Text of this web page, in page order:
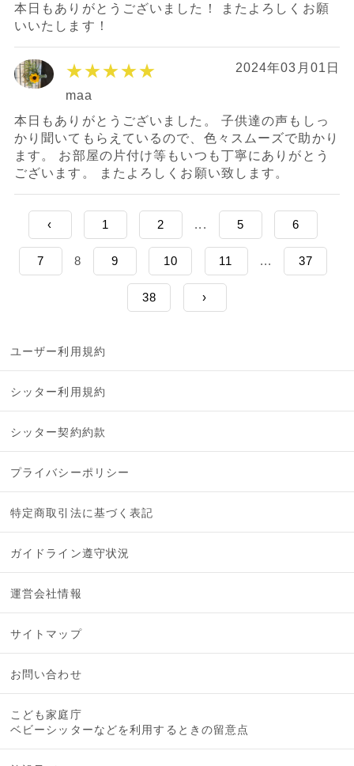
本日もありがとうございました！ またよろしくお願
いいたします！
★★★★★ 2024年03月01日
maa
本日もありがとうございました。 子供達の声もしっ
かり聞いてもらえているので、色々スムーズで助かり
ます。 お部屋の片付け等もいつも丁寧にありがとう
ございます。 またよろしくお願い致します。
‹ 1 2 ... 5 6
7 8 9 10 11 ... 37
38 ›
ユーザー利用規約
シッター利用規約
シッター契約約款
プライバシーポリシー
特定商取引法に基づく表記
ガイドライン遵守状況
運営会社情報
サイトマップ
お問い合わせ
こども家庭庁
ベビーシッターなどを利用するときの留意点